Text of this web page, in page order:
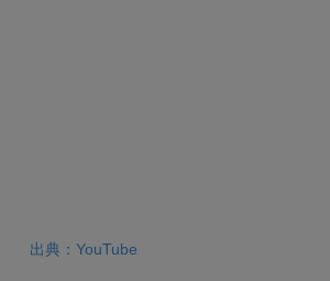
出典：YouTube